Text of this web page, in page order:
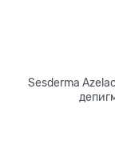
Sesderma